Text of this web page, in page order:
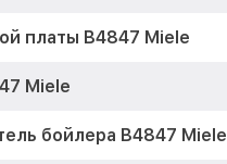
платы B4847 Miele
Miele
бойлера B4847 Miele